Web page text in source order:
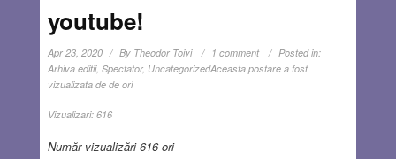
youtube!
Apr 23, 2020 By Theodor Toivi 1 comment
Posted in:
Arhiva editii, Spectator, UncategorizedAceasta postare a fost
vizualizata de de ori
Vizualizari: 616
Număr vizualizări 616 ori